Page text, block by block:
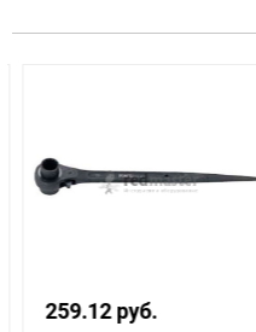
259.12 руб.